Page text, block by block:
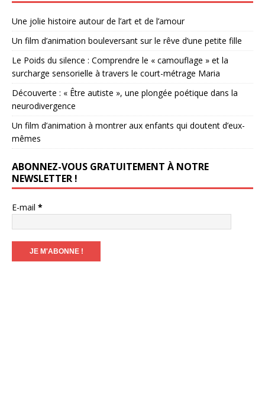
Une jolie histoire autour de l’art et de l’amour
Un film d’animation bouleversant sur le rêve d’une petite fille
Le Poids du silence : Comprendre le « camouflage » et la
surcharge sensorielle à travers le court-métrage Maria
Découverte : « Être autiste », une plongée poétique dans la
neurodivergence
Un film d’animation à montrer aux enfants qui doutent d’eux-
mêmes
ABONNEZ-VOUS GRATUITEMENT À NOTRE
NEWSLETTER !
E-mail *